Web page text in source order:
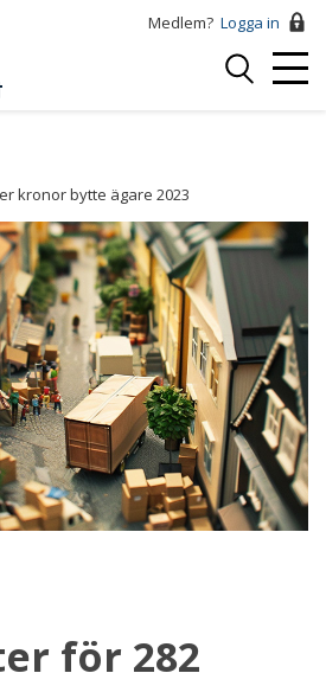
Medlem? Logga in
Logga
kronor bytte ägare 2023
för 282